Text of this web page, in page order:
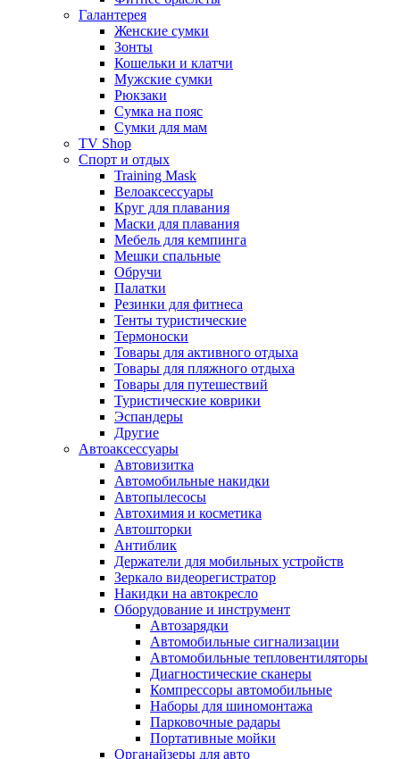
Галантерея
Женские сумки
Зонты
Кошельки и клатчи
Мужские сумки
Рюкзаки
Сумка на пояс
Сумки для мам
TV Shop
Спорт и отдых
Training Mask
Велоаксессуары
Круг для плавания
Маски для плавания
Мебель для кемпинга
Мешки спальные
Обручи
Палатки
Резинки для фитнеса
Тенты туристические
Термоноски
Товары для активного отдыха
Товары для пляжного отдыха
Товары для путешествий
Туристические коврики
Эспандеры
Другие
Автоаксессуары
Автовизитка
Автомобильные накидки
Автопылесосы
Автохимия и косметика
Автошторки
Антиблик
Держатели для мобильных устройств
Зеркало видеорегистратор
Накидки на автокресло
Оборудование и инструмент
Автозарядки
Автомобильные сигнализации
Автомобильные тепловентиляторы
Диагностические сканеры
Компрессоры автомобильные
Наборы для шиномонтажа
Парковочные радары
Портативные мойки
Органайзеры для авто